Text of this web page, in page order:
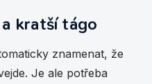
kratší tágo
znamenat, že
Je ale potřeba